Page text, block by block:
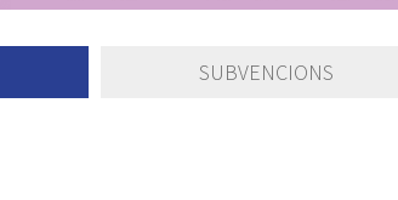
SUBVENCIONS